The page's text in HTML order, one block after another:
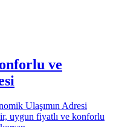
ve
Ulaşımın Adresi
uygun fiyatlı ve konforlu